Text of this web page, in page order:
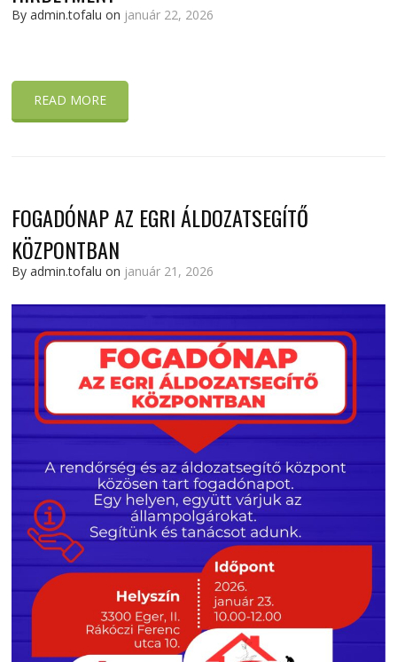
By admin.tofalu on január 22, 2026
READ MORE
FOGADÓNAP AZ EGRI ÁLDOZATSEGÍTŐ
KÖZPONTBAN
By admin.tofalu on január 21, 2026